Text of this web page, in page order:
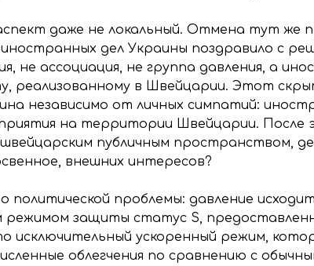
даже не локальный. Отмена тут же
дел Украины поздравило с
не ассоциация, не группа давления, а
реализованному в Швейцарии. Этот
независимо от личных симпатий:
на территории Швейцарии. После
публичным пространством,
внешних интересов?
политической проблемы: давление
режимом защиты статус S,
исключительный ускоренный режим,
облегчения по сравнению с